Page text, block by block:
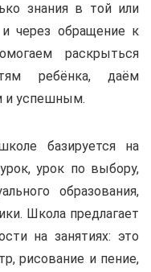
знания в той или
и через обращение к
раскрыться
ребёнка, даём
и успешным.
базируется на
урок по выбору,
образования,
Школа предлагает
на занятиях: это
рисование и пение,